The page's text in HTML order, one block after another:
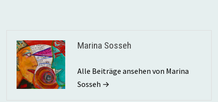
Marina Sosseh
Alle Beiträge ansehen von Marina
Sosseh →